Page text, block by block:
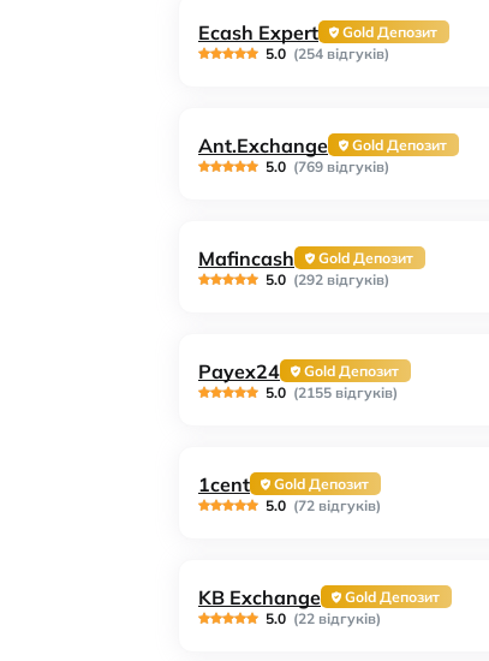
Ecash Expert
Gold Депозит
5.0 (254 відгуків)
Ant.Exchange
Gold Депозит
5.0 (769 відгуків)
Mafincash
Gold Депозит
5.0 (292 відгуків)
Payex24
Gold Депозит
5.0 (2155 відгуків)
1cent
Gold Депозит
5.0 (72 відгуків)
KB Exchange
Gold Депозит
5.0 (22 відгуків)